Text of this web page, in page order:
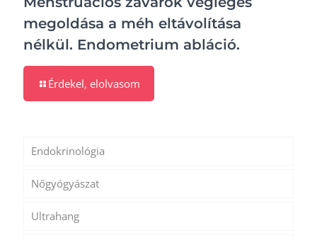
megoldása a méh eltávolítása
nélkül. Endometrium abláció.
Érdekel, elolvasom
Endokrinológia
Nőgyógyászat
Ultrahang